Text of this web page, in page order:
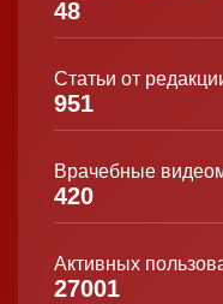
48
Статьи от
951
Врачебные
420
Активных
27001